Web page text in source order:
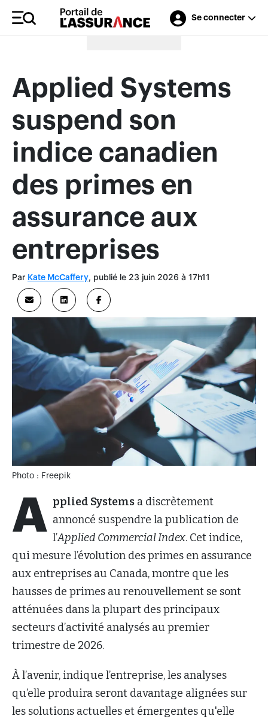
Se connecter
Merci à nos annonceurs
Applied Systems
suspend son
indice canadien
des primes en
assurance aux
entreprises
Par Kate McCaffery, publié le 23 juin 2026 à 17h11
Photo : Freepik
A pplied Systems a discrètement
annoncé suspendre la publication de
l’Applied Commercial Index. Cet indice,
qui mesure l’évolution des primes en assurance
aux entreprises au Canada, montre que les
hausses de primes au renouvellement se sont
atténuées dans la plupart des principaux
secteurs d’activité analysés au premier
trimestre de 2026.
À l’avenir, indique l’entreprise, les analyses
qu’elle produira seront davantage alignées sur
les solutions actuelles et émergentes qu'elle